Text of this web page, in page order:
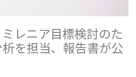
レニア目標検討のた
を担当、報告書が公